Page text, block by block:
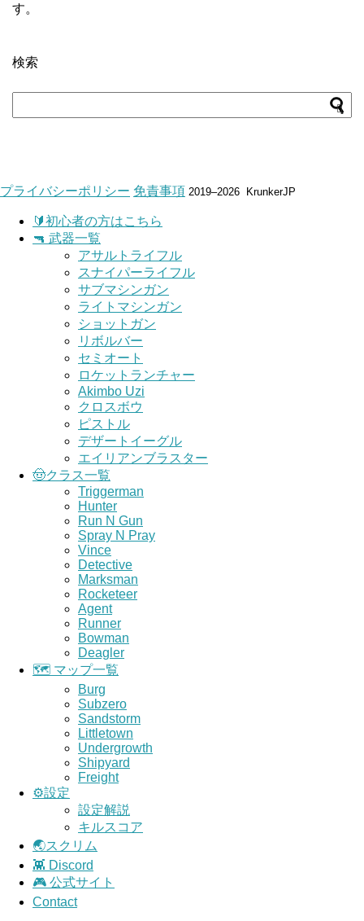
す。
検索
プライバシーポリシー 免責事項 2019–2026 KrunkerJP
🔰初心者の方はこちら
🔫 武器一覧
アサルトライフル
スナイパーライフル
サブマシンガン
ライトマシンガン
ショットガン
リボルバー
セミオート
ロケットランチャー
Akimbo Uzi
クロスボウ
ピストル
デザートイーグル
エイリアンブラスター
🤠クラス一覧
Triggerman
Hunter
Run N Gun
Spray N Pray
Vince
Detective
Marksman
Rocketeer
Agent
Runner
Bowman
Deagler
🗺️ マップ一覧
Burg
Subzero
Sandstorm
Littletown
Undergrowth
Shipyard
Freight
⚙️設定
設定解説
キルスコア
🌏スクリム
👾 Discord
🎮 公式サイト
Contact